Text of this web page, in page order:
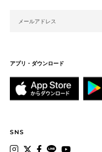
アプリ・ダウンロード
SNS
メールアドレス